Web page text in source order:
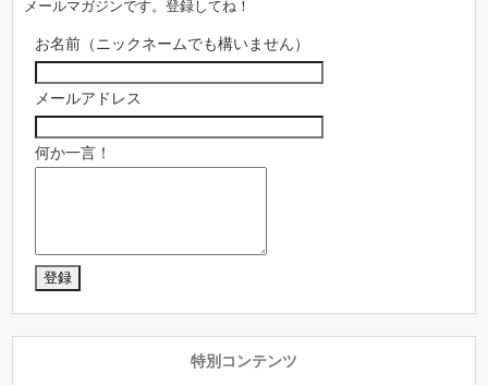
メールマガジンです。登録してね！
お名前（ニックネームでも構いません）
メールアドレス
何か一言！
特別コンテンツ